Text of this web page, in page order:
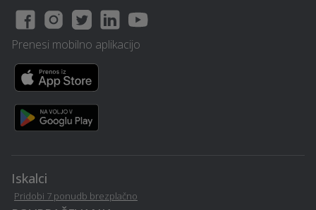
Senčila - Ziri
storitve - Ziri
PR / odnosi z javnostmi -
Ziri
Gozdarstvo - Ziri
Iskalci
Pridobi 7 ponudb brezplačno
Prenesi mobilno aplikacijo